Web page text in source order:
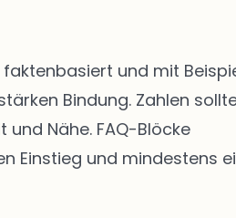
und mit
Bindung. Zahlen
Nähe. FAQ-Blöcke
Einstieg und mindestens